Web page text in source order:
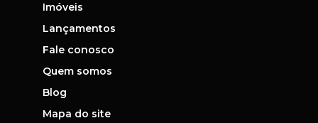
Imóveis
Lançamentos
Fale conosco
Quem somos
Blog
Mapa do site